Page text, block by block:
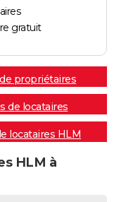
gratuit
propriétaires
de locataires
locataires HLM
HLM à